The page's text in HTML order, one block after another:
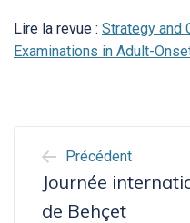
Lire la revue : Strategy and
Examinations in Adult-
L’ARTICLE
Précédent
Journée
de Behçet